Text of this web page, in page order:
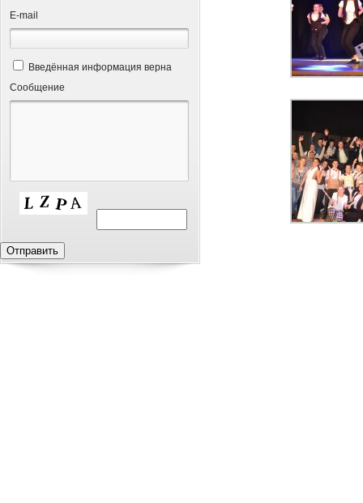
Е-mail
Введённая информация верна
Сообщение